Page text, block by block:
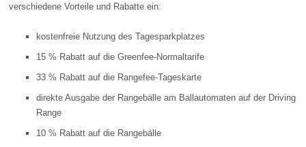
verschiedene Vorteile und Rabatte ein:
kostenfreie Nutzung des Tagesparkplatzes
15 % Rabatt auf die Greenfee-Normaltarife
33 % Rabatt auf die Rangefee-Tageskarte
direkte Ausgabe der Rangebälle am Ballautomaten auf der Driving
Range
10 % Rabatt auf die Rangebälle